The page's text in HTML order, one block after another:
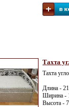
Тахта
Тахта
Длина -
Ширина -
Высота -